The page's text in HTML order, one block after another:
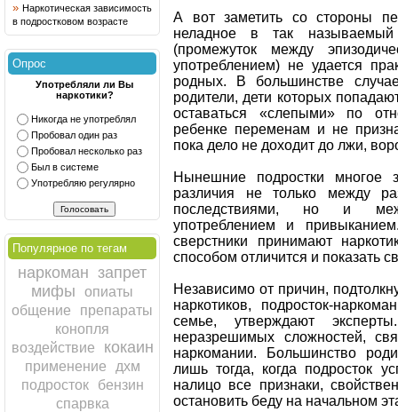
» Наркотическая зависимость
в подростковом возрасте
Опрос
Употребляли ли Вы
наркотики?
Никогда не употреблял
Пробовал один раз
Пробовал несколько раз
Был в системе
Употребляю регулярно
Популярное по тегам
наркоман запрет
мифы
опиаты
общение
препараты
конопля
воздействие
кокаин
применение
дхм
подросток
бензин
спарвка
А вот заметить со стороны
неладное в так называемый
(промежуток между
употреблением) не удается
родных. В большинстве
родители, дети которых
оставаться «слепыми» по
ребенке переменам и не
пока дело не доходит до лжи,
Нынешние подростки многое
различия не только между
последствиями, но и
употреблением и
сверстники принимают
способом отличится и показать
Независимо от причин,
наркотиков, подросток-
семье, утверждают
неразрешимых сложностей,
наркомании. Большинство
лишь тогда, когда подросток
налицо все признаки,
остановить беду на начальном